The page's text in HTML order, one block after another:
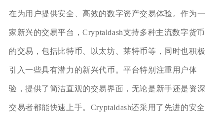
在为用户提供安全、高效的数字资产交易体验。作为一
家新兴的交易平台，Cryptaldash支持多种主流数字货币
的交易，包括比特币、以太坊、莱特币等，同时也积极
引入一些具有潜力的新兴代币。平台特别注重用户体
验，提供了简洁直观的交易界面，无论是新手还是资深
交易者都能快速上手。Cryptaldash还采用了先进的安全